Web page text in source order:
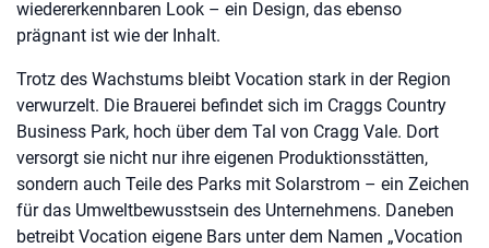
wiedererkennbaren Look – ein Design, das ebenso
prägnant ist wie der Inhalt.
Trotz des Wachstums bleibt Vocation stark in der Region
verwurzelt. Die Brauerei befindet sich im Craggs Country
Business Park, hoch über dem Tal von Cragg Vale. Dort
versorgt sie nicht nur ihre eigenen Produktionsstätten,
sondern auch Teile des Parks mit Solarstrom – ein Zeichen
für das Umweltbewusstsein des Unternehmens. Daneben
betreibt Vocation eigene Bars unter dem Namen „Vocation